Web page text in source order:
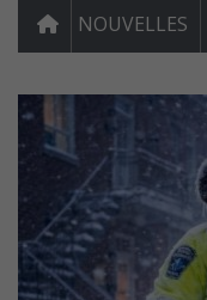
NOUVELLES